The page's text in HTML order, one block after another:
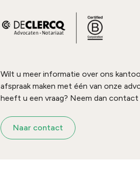
Wilt u meer informatie over ons
afspraak maken met één van onze
heeft u een vraag? Neem dan
Naar contact